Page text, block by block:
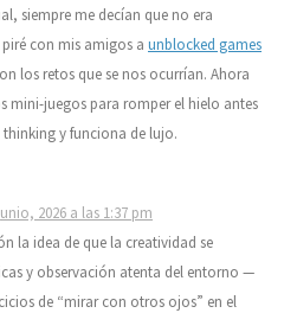
siempre me decían que no era
con mis amigos a unblocked games
los retos que se nos ocurrían. Ahora
mini-juegos para romper el hielo antes
thinking y funciona de lujo.
2026 a las 1:37 pm
la idea de que la creatividad se
y observación atenta del entorno —
de “mirar con otros ojos” en el